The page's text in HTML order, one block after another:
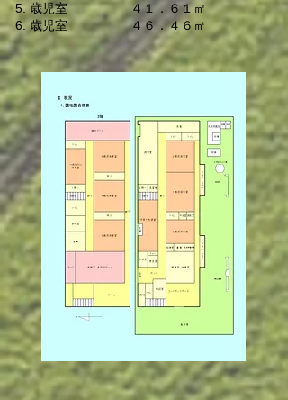
歳児室 ４１．６１㎡
歳児室 ４６．４６㎡